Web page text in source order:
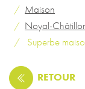
Maison
Noyal-
Superbe
RETOUR